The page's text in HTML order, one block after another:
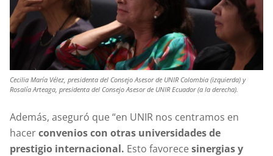
Cecilia María Vélez, presidenta del Consejo Asesor de UNIR Colombia (izquierda) y
Rosalía Arteaga, presidenta del Consejo Asesor de UNIR Ecuador (a la derecha).
Además, aseguró que “en UNIR nos centramos en
hacerconvenios con otras universidades de
prestigio internacional. Esto favorecesinergias y